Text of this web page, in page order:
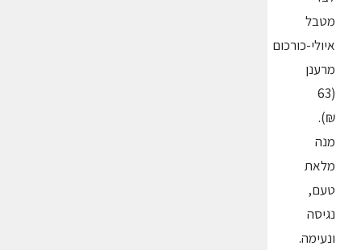
מטבל
איולי-כורכום
מרענן
(63
₪).
מנה
מלאת
טעם,
נגיסה
ונעימה.